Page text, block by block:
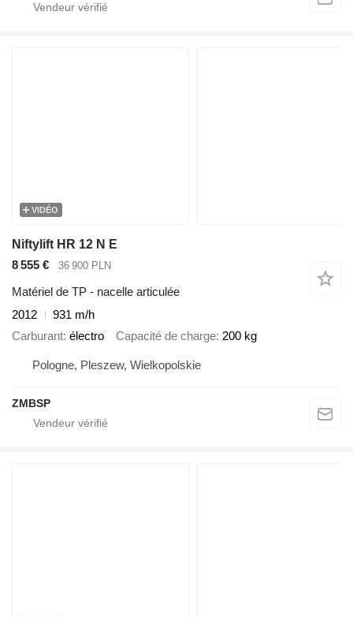
VIDÉO
Niftylift HR 12 N E
8 555 €
36 900 PLN
Matériel de TP - nacelle articulée
2012
931 m/h
Carburant électro Capacité de charge 200 kg
Pologne, Pleszew, Wielkopolskie
ZMBSP